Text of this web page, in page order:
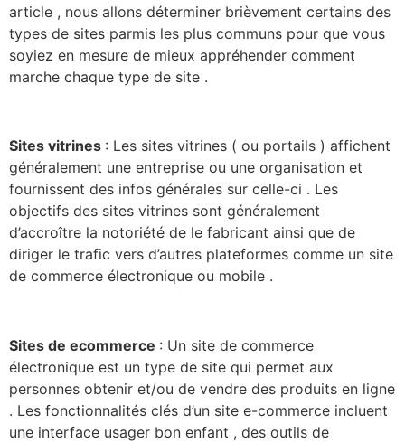
article , nous allons déterminer brièvement certains des
types de sites parmis les plus communs pour que vous
soyiez en mesure de mieux appréhender comment
marche chaque type de site .
Sites vitrines : Les sites vitrines ( ou portails ) affichent
généralement une entreprise ou une organisation et
fournissent des infos générales sur celle-ci . Les
objectifs des sites vitrines sont généralement
d’accroître la notoriété de le fabricant ainsi que de
diriger le trafic vers d’autres plateformes comme un site
de commerce électronique ou mobile .
Sites de ecommerce : Un site de commerce
électronique est un type de site qui permet aux
personnes obtenir et/ou de vendre des produits en ligne
. Les fonctionnalités clés d’un site e-commerce incluent
une interface usager bon enfant , des outils de